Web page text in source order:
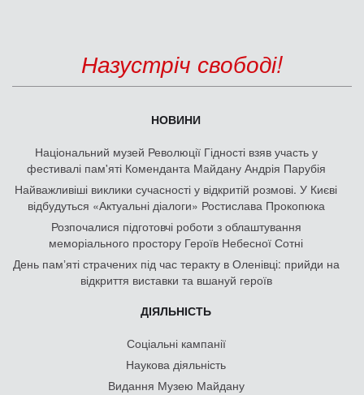
Назустріч свободі!
НОВИНИ
Національний музей Революції Гідності взяв участь у
фестивалі пам'яті Коменданта Майдану Андрія Парубія
Найважливіші виклики сучасності у відкритій розмові. У Києві
відбудуться «Актуальні діалоги» Ростислава Прокопюка
Розпочалися підготовчі роботи з облаштування
меморіального простору Героїв Небесної Сотні
День памʼяті страчених під час теракту в Оленівці: прийди на
відкриття виставки та вшануй героїв
ДІЯЛЬНІСТЬ
Соціальні кампанії
Наукова діяльність
Видання Музею Майдану